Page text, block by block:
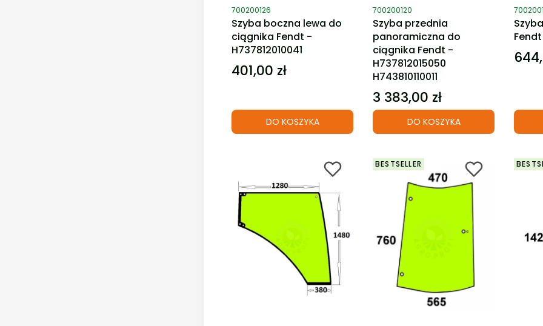
Kod produktu
700200126
Szyba boczna lewa do
ciągnika Fendt -
H737812010041
Cena
401,00 zł
DO KOSZYKA
Kod produktu
700200120
Szyba przednia
panoramiczna do
ciągnika Fendt -
H737812015050
H743810110011
Cena
3 383,00 zł
DO KOSZYKA
Kod
Cena
BESTSELLER